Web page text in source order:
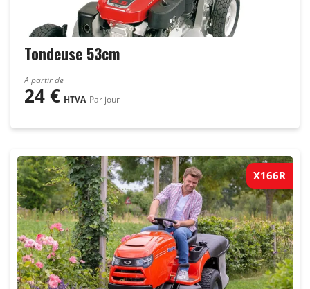
Tondeuse 53cm
A partir de
24€ HTVA Par jour
X166R